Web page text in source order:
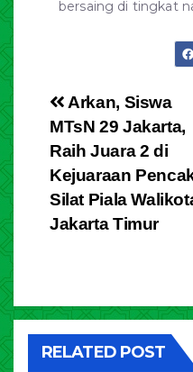
bersaing di tingkat
Arkan, Siswa
MTsN 29 Jakarta,
Raih Juara 2 di
Kejuaraan
Silat Piala
Jakarta Timur
RELATED POST